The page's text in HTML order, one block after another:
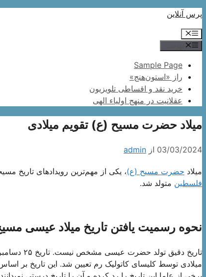
پرش
محتوا
پرس آنلاین
فهرست
Sample Page
راز «استون‌هنج»
خرید نقد و اقساطی تلویزیون
عقلانیت در منهج اولیاء الهی
میلاد حضرت مسیح (ع) تقویم میلادی
03/03/2024 از admin
میلاد حضرت مسیح (ع)، یکی از مهم‌ترین رویدادهای تاریخ
فلسطین متولد شد.
نحوه رسمیت یافتن تاریخ میلاد عیسی
تاریخ
میلادی توسط کلیسای کاتولیک رم تعیین شد. این تاریخ بر